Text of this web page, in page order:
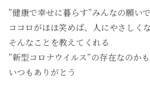
”健康で幸せに暮らす”みんなの願いで
ココロがほほ笑めば、人にやさしくな
そんなことを教えてくれる
”新型コロナウイルス”の存在なのかも
いつもありがとう